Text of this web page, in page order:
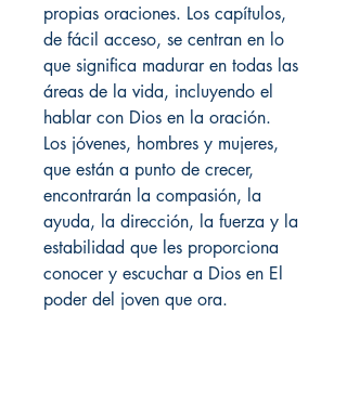
propias oraciones. Los capítulos,
de fácil acceso, se centran en lo
que significa madurar en todas las
áreas de la vida, incluyendo el
hablar con Dios en la oración.
Los jóvenes, hombres y mujeres,
que están a punto de crecer,
encontrarán la compasión, la
ayuda, la dirección, la fuerza y la
estabilidad que les proporciona
conocer y escuchar a Dios en El
poder del joven que ora.